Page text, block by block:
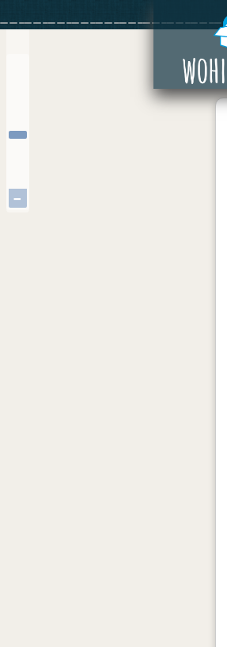
Inhalt
−